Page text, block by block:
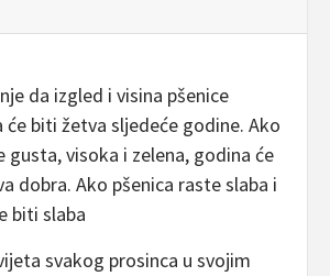
da izgled i visina pšenice
će biti žetva sljedeće godine. Ako
gusta, visoka i zelena, godina će
dobra. Ako pšenica raste slaba i
biti slaba
svakog prosinca u svojim